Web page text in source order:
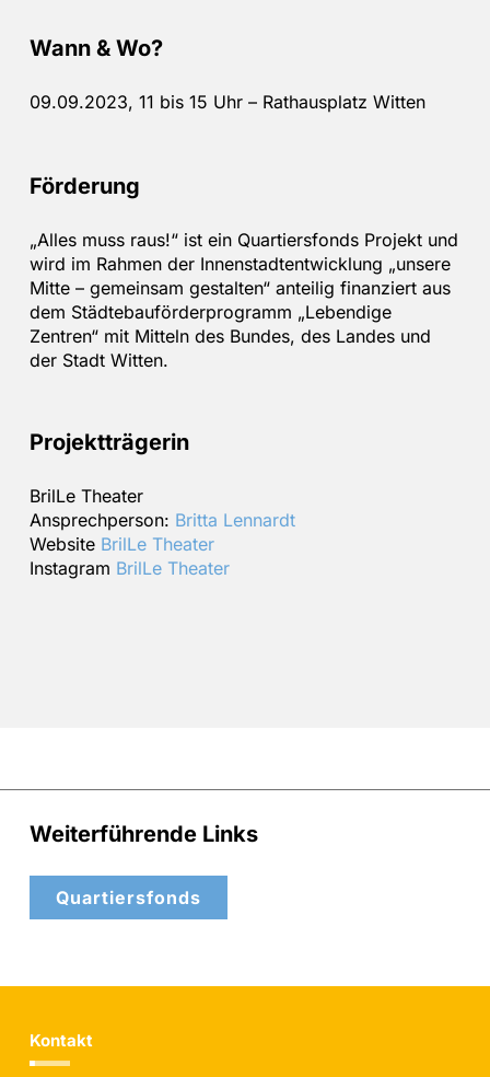
Wann & Wo?
09.09.2023, 11 bis 15 Uhr – Rathausplatz Witten
Förderung
„Alles muss raus!“ ist ein Quartiersfonds Projekt und
wird im Rahmen der Innenstadtentwicklung „unsere
Mitte – gemeinsam gestalten“ anteilig finanziert aus
dem Städtebauförderprogramm „Lebendige
Zentren“ mit Mitteln des Bundes, des Landes und
der Stadt Witten.
Projektträgerin
BrilLe Theater
Ansprechperson: Britta Lennardt
Website BrilLe Theater
Instagram BrilLe Theater
Weiterführende Links
Quartiersfonds
Kontakt